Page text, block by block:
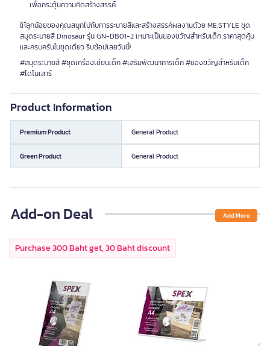
เพื่อกระตุ้นความคิดสร้างสรรค์
ให้ลูกน้อยของคุณสนุกไปกับการระบายสีและสร้างสรรค์ผลงานด้วย ME.STYLE ชุด
สมุดระบายสี Dinosaur รุ่น GN-DB01-2 เหมาะเป็นของขวัญสำหรับเด็ก ราคาสุดคุ้ม
และครบครันในชุดเดียว รีบช้อปเลยวันนี้!
#สมุดระบายสี #ชุดเครื่องเขียนเด็ก #เสริมพัฒนาการเด็ก #ของขวัญสำหรับเด็ก
#ไดโนเสาร์
Product Information
Premium Product General Product
Green Product General Product
Add-on Deal Add More
Purchase 300 Baht get, 30 Baht discount